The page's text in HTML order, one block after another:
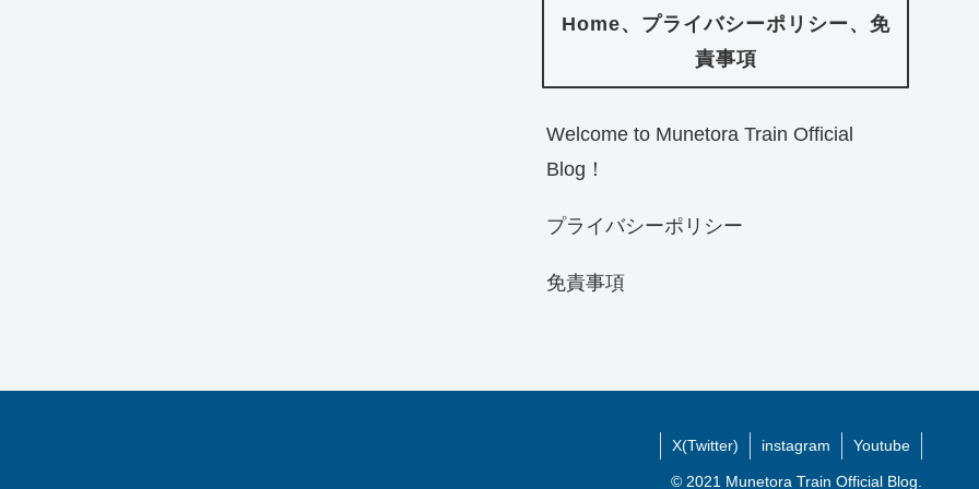
Home、プライバシーポリシー、免
責事項
Welcome to Munetora Train Official
Blog！
プライバシーポリシー
免責事項
X(Twitter) instagram Youtube
© 2021 Munetora Train Official Blog.